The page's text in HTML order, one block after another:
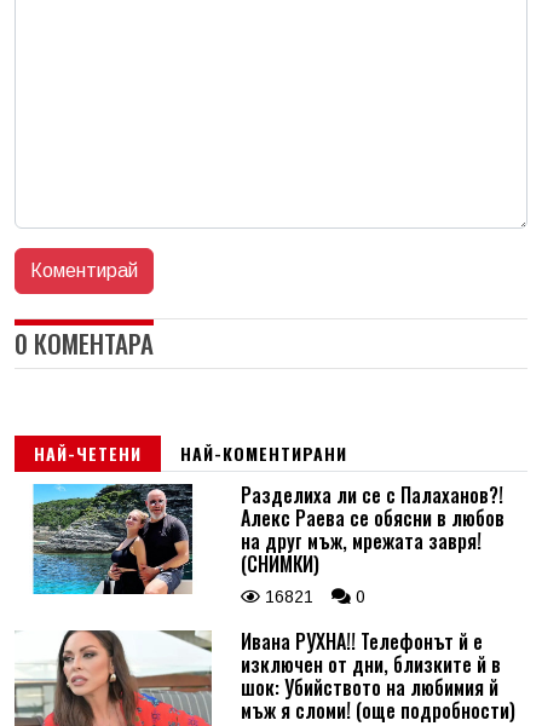
0 КОМЕНТАРА
НАЙ-ЧЕТЕНИ НАЙ-КОМЕНТИРАНИ
Разделиха ли се с Палаханов?!
Алекс Раева се обясни в любов
на друг мъж, мрежата завря!
(СНИМКИ)
16821 0
Ивана РУХНА!! Телефонът й е
изключен от дни, близките й в
шок: Убийството на любимия й
мъж я сломи! (още подробности)